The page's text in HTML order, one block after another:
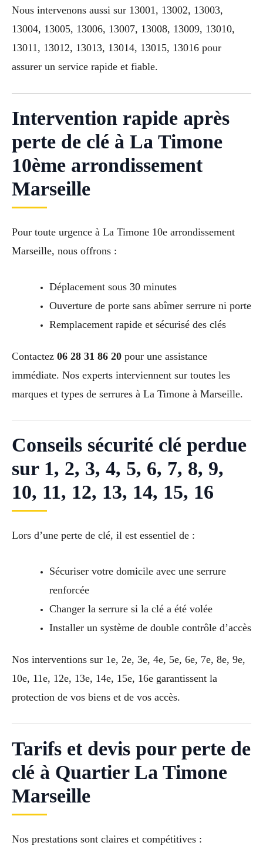
Nous intervenons aussi sur 13001, 13002, 13003,
13004, 13005, 13006, 13007, 13008, 13009, 13010,
13011, 13012, 13013, 13014, 13015, 13016 pour
assurer un service rapide et fiable.
Intervention rapide après
perte de clé à La Timone
10ème arrondissement
Marseille
Pour toute urgence à La Timone 10e arrondissement
Marseille, nous offrons :
Déplacement sous 30 minutes
Ouverture de porte sans abîmer serrure ni porte
Remplacement rapide et sécurisé des clés
Contactez 06 28 31 86 20 pour une assistance
immédiate. Nos experts interviennent sur toutes les
marques et types de serrures à La Timone à Marseille.
Conseils sécurité clé perdue
sur 1, 2, 3, 4, 5, 6, 7, 8, 9,
10, 11, 12, 13, 14, 15, 16
Lors d’une perte de clé, il est essentiel de :
Sécuriser votre domicile avec une serrure
renforcée
Changer la serrure si la clé a été volée
Installer un système de double contrôle d’accès
Nos interventions sur 1e, 2e, 3e, 4e, 5e, 6e, 7e, 8e, 9e,
10e, 11e, 12e, 13e, 14e, 15e, 16e garantissent la
protection de vos biens et de vos accès.
Tarifs et devis pour perte de
clé à Quartier La Timone
Marseille
Nos prestations sont claires et compétitives :